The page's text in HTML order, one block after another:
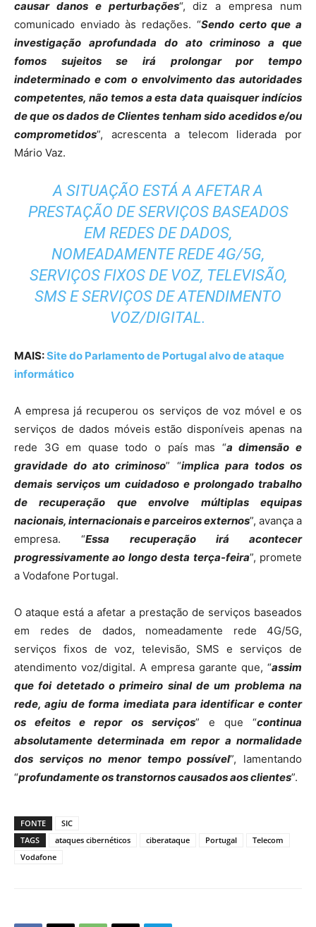
causar danos e perturbações“, diz a empresa num
comunicado enviado às redações. “Sendo certo que a
investigação aprofundada do ato criminoso a que
fomos sujeitos se irá prolongar por tempo
indeterminado e com o envolvimento das autoridades
competentes, não temos a esta data quaisquer indícios
de que os dados de Clientes tenham sido acedidos e/ou
comprometidos”, acrescenta a telecom liderada por
Mário Vaz.
A SITUAÇÃO ESTÁ A AFETAR A
PRESTAÇÃO DE SERVIÇOS BASEADOS
EM REDES DE DADOS,
NOMEADAMENTE REDE 4G/5G,
SERVIÇOS FIXOS DE VOZ, TELEVISÃO,
SMS E SERVIÇOS DE ATENDIMENTO
VOZ/DIGITAL.
MAIS:Site do Parlamento de Portugal alvo de ataque
informático
A empresa já recuperou os serviços de voz móvel e os
serviços de dados móveis estão disponíveis apenas na
rede 3G em quase todo o país mas “a dimensão e
gravidade do ato criminoso” “implica para todos os
demais serviços um cuidadoso e prolongado trabalho
de recuperação que envolve múltiplas equipas
nacionais, internacionais e parceiros externos”, avança a
empresa. “Essa recuperação irá acontecer
progressivamente ao longo desta terça-feira”, promete
a Vodafone Portugal.
O ataque está a afetar a prestação de serviços baseados
em redes de dados, nomeadamente rede 4G/5G,
serviços fixos de voz, televisão, SMS e serviços de
atendimento voz/digital. A empresa garante que, “assim
que foi detetado o primeiro sinal de um problema na
rede, agiu de forma imediata para identificar e conter
os efeitos e repor os serviços” e que “continua
absolutamente determinada em repor a normalidade
dos serviços no menor tempo possível”, lamentando
“profundamente os transtornos causados aos clientes”.
FONTE
SIC
TAGS
ataques cibernéticos ciberataque Portugal
Telecom
Vodafone